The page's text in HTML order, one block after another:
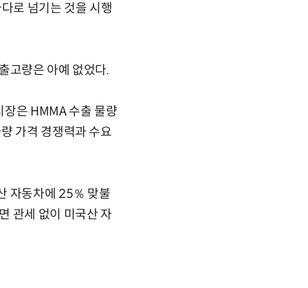
로 넘기는 것을 시행
고량은 아예 없었다.
장은 HMMA 수출 물량
가격 경쟁력과 수요
자동차에 25％ 맞불
관세 없이 미국산 자